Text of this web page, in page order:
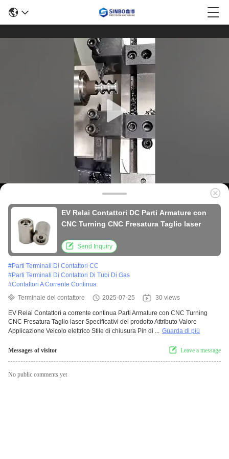
EV Relai Contattori DC Parti Armature con
CNC Turning CNC Fresatura Taglio laser
Send Inquiry
#Parti Terminali Di Contattori CC
#Parti Terminali Di Contattori Di Tubi Di Gas
#Contattori A Corrente Continua
Terminale del contattore
2025-07-25 30 views
EV Relai Contattori a corrente continua Parti Armature con CNC Turning
CNC Fresatura Taglio laser Specificativi del prodotto Attributo Valore
Applicazione Veicolo elettrico Stile di chiusura Pin di ... Guarda di più
Messages of visitor Leave a message
No public comments yet